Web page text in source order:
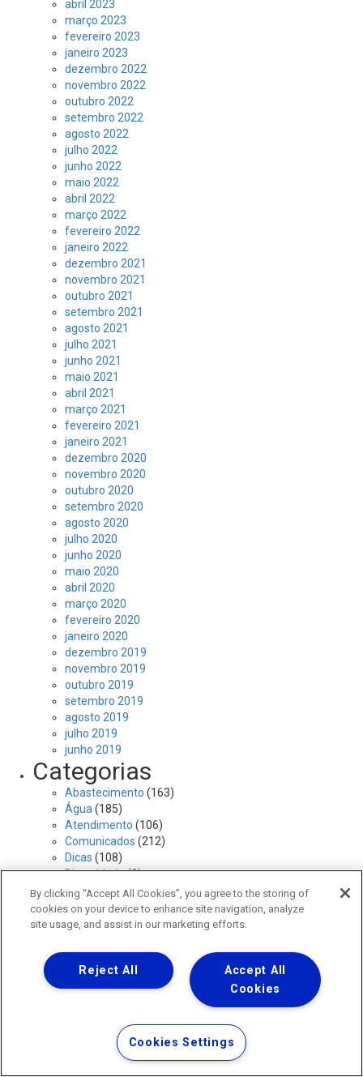
abril 2023
março 2023
fevereiro 2023
janeiro 2023
dezembro 2022
novembro 2022
outubro 2022
setembro 2022
agosto 2022
julho 2022
junho 2022
maio 2022
abril 2022
março 2022
fevereiro 2022
janeiro 2022
dezembro 2021
novembro 2021
outubro 2021
setembro 2021
agosto 2021
julho 2021
junho 2021
maio 2021
abril 2021
março 2021
fevereiro 2021
janeiro 2021
dezembro 2020
novembro 2020
outubro 2020
setembro 2020
agosto 2020
julho 2020
junho 2020
maio 2020
abril 2020
março 2020
fevereiro 2020
janeiro 2020
dezembro 2019
novembro 2019
outubro 2019
setembro 2019
agosto 2019
julho 2019
junho 2019
Categorias
Abastecimento (163)
Água (185)
Atendimento (106)
Comunicados (212)
Dicas (108)
Diversidade(2)
Esgoto(77)
Institucional(278)
Obras(180)
Prêmios(11)
Responsabilidade Social (207)
Setor(1)
Rod Amaral Peixoto, km 107, qd 20, lt 9
By clicking “Accept All Cookies”, you agree to the storing of
cookies on your device to enhance site navigation, analyze
site usage, and assist in our marketing efforts.
Accept All
Cookies
Reject All
Cookies Settings